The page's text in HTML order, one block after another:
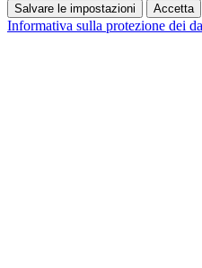
Salvare le impostazioni Accetta
Informativa sulla protezione dei